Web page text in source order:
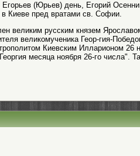
Егорьев (Юрьев) день, Егорий
в Киеве пред вратами св. Софии.
великим русским князем
великомученика Геор-гия-
Киевским Илларионом 26
месяца ноября 26-го числа".